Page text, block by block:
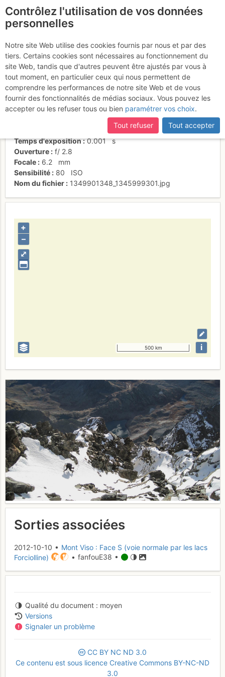
Sous le sommet
Activités
Date/heure
10 oct. 2011 07:50
Contributeur
fanfouE38
individuel (CC by-nc-nd)
Canon DIGITAL IXUS 95 IS
Temps d'exposition
0.001 s
Ouverture
f/ 2.8
Focale
6.2
mm
Sensibilité
80
ISO
Nom du fichier
1349901348_1345999301.jpg
⤢
+
–
500 km i
Sorties associées
2012-10-10 • Mont Viso : Face S (voie normale par les lacs
Forciolline)
• fanfouE38 •
Qualité du document
moyen
Versions
Signaler un problème
CC BY NC ND 3.0
Ce contenu est sous licence Creative Commons BY-NC-ND
3.0
Contrôlez l'utilisation de vos données
personnelles
Notre site Web utilise des cookies fournis par nous et par des
tiers. Certains cookies sont nécessaires au fonctionnement du
site Web, tandis que d'autres peuvent être ajustés par vous à
tout moment, en particulier ceux qui nous permettent de
comprendre les performances de notre site Web et de vous
fournir des fonctionnalités de médias sociaux. Vous pouvez les
accepter ou les refuser tous ou bien paramétrer vos choix.
Tout refuser
Tout accepter